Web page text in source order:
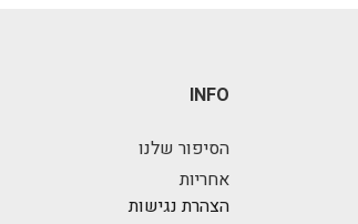
INFO
הסיפור שלנו
אחריות
הצהרת נגישות